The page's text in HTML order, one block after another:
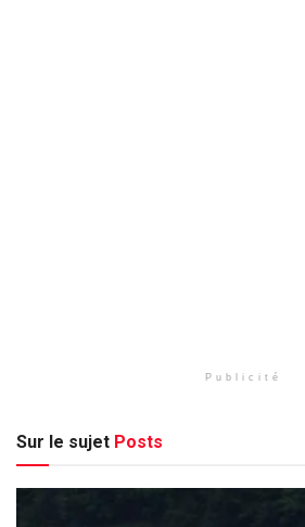
Publicité
Sur le sujet Posts